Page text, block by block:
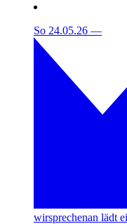
So 24.05.26 —
wirsprechenan lädt